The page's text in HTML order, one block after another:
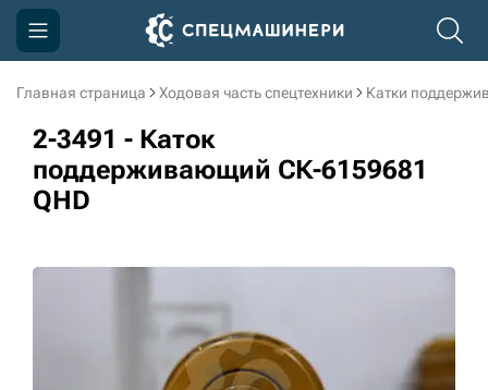
Главная страница Ходовая часть спецтехники Катки
2-3491 - Каток
поддерживающий СК-6159681
QHD
Компания
Акции
Доставка и оплата
3D тур по производству
3D тур по складам